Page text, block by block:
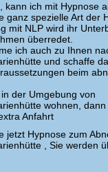
kann ich mit Hypnose
ganz spezielle Art der
mit NLP wird ihr
überredet.
ich auch zu Ihnen
und schaffe
beim
der Umgebung von
wohnen,
Anfahrt
jetzt Hypnose zum
, Sie werden